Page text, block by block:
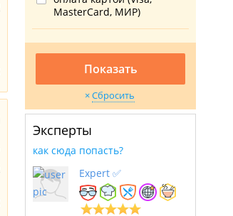
MasterCard, МИР)
Показать
Сбросить
Эксперты
как сюда попасть?
Expert ✅